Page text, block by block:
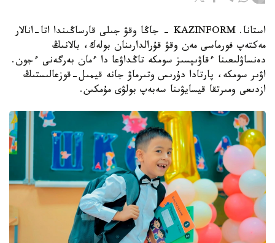
استانا. KAZINFORM - جاڭا وقۋ جىلى قارساڭىندا اتا-انالار
مەكتەپ فورماسى مەن وقۋ قۇرالدارىنان بولەك، بالانىڭ
دەنساۋلىعىنا ءقاۋىپسىز سومكە تاڭداۋعا دا ءمان بەرگەنى ءجون.
اۋىر سومكە، پارتادا دۇرىس وتىرماۋ جانە قيمىل-قوزعالىستىڭ
ازدىعى ومىرتقا قيسايۋىنا سەبەپ بولۋى مۇمكىن.